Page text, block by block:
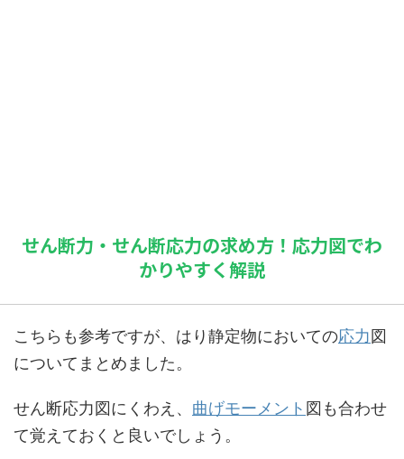
せん断力・せん断応力の求め方！応力図でわ
かりやすく解説
こちらも参考ですが、はり静定物においての応力図
についてまとめました。
せん断応力図にくわえ、 曲げモーメント 図も合わせ
て覚えておくと良いでしょう。